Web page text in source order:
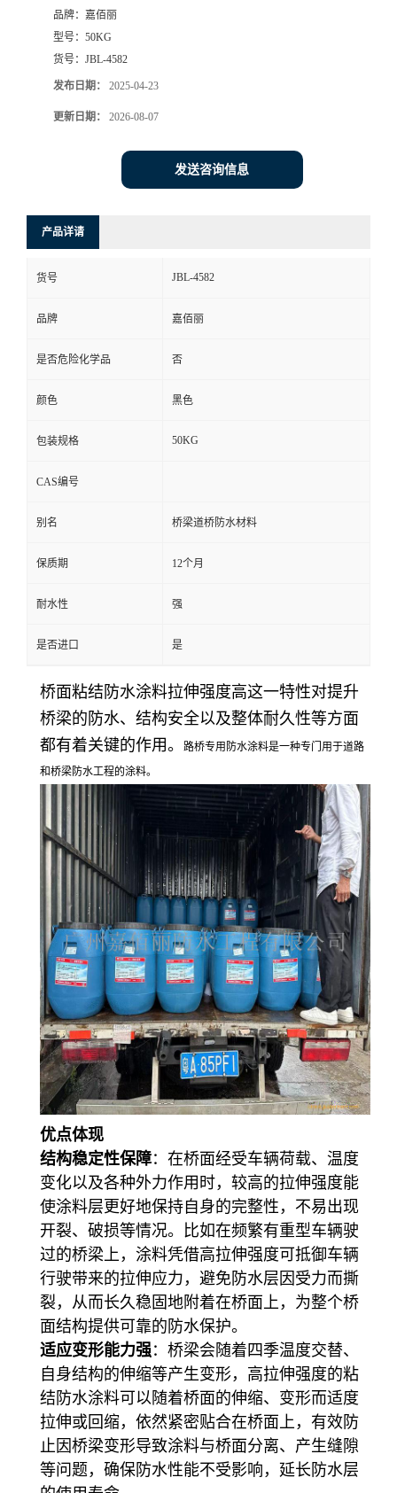
品牌： 嘉佰丽
型号： 50KG
货号： JBL-4582
发布日期： 2025-04-23
更新日期： 2026-08-07
发送咨询信息
产品详请
货号 JBL-4582
品牌 嘉佰丽
是否危险化学品 否
颜色 黑色
包装规格 50KG
CAS编号
别名 桥梁道桥防水材料
保质期 12个月
耐水性 强
是否进口 是
桥面粘结防水涂料拉伸强度高这一特性对提升
桥梁的防水、结构安全以及整体耐久性等方面
都有着关键的作用。
路桥专用防水涂料是一种专门用于道路
和桥梁防水工程的涂料。
优点体现
结构稳定性保障：在桥面经受车辆荷载、温度
变化以及各种外力作用时，较高的拉伸强度能
使涂料层更好地保持自身的完整性，不易出现
开裂、破损等情况。比如在频繁有重型车辆驶
过的桥梁上，涂料凭借高拉伸强度可抵御车辆
行驶带来的拉伸应力，避免防水层因受力而撕
裂，从而长久稳固地附着在桥面上，为整个桥
面结构提供可靠的防水保护。
适应变形能力强：桥梁会随着四季温度交替、
自身结构的伸缩等产生变形，高拉伸强度的粘
结防水涂料可以随着桥面的伸缩、变形而适度
拉伸或回缩，依然紧密贴合在桥面上，有效防
止因桥梁变形导致涂料与桥面分离、产生缝隙
等问题，确保防水性能不受影响，延长防水层